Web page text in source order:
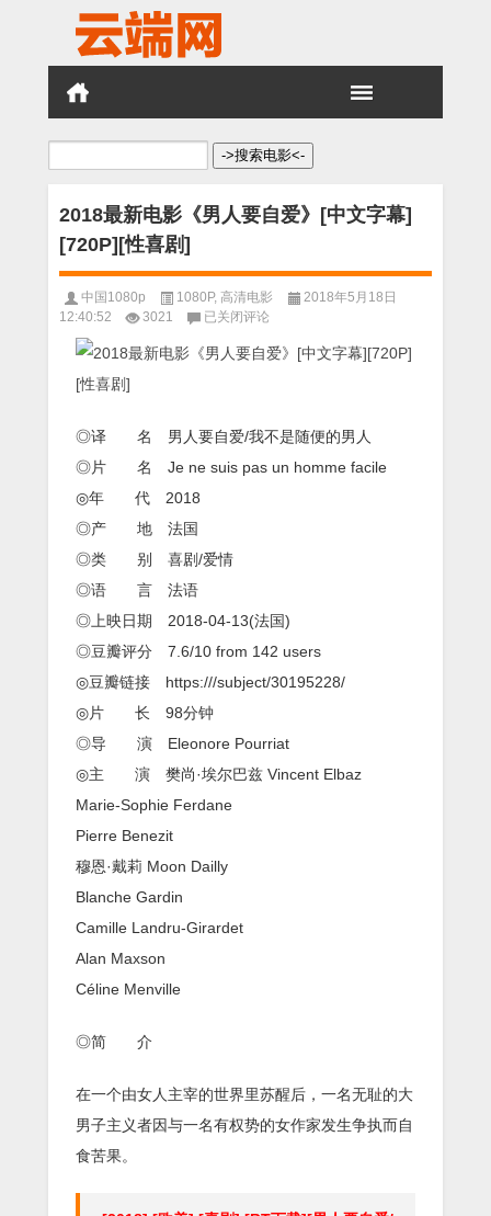
搜
2018最新电影《男人要自爱》[中文字幕]
[720P][性喜剧]
中国1080p 1080P, 高清电影
2018年5月18日
12:40:52
3021
2018
新
人
自
字
幕]
喜
剧]
已关闭评论
◎译 名 男人要自爱/我不是随便的男人
◎片 名 Je ne suis pas un homme facile
◎年 代 2018
◎产 地 法国
◎类 别 喜剧/爱情
◎语 言 法语
◎上映日期 2018-04-13(法国)
◎豆瓣评分 7.6/10 from 142 users
◎豆瓣链接 https:///subject/30195228/
◎片 长 98分钟
◎导 演 Eleonore Pourriat
◎主 演 樊尚·埃尔巴兹 Vincent Elbaz
Marie-Sophie Ferdane
Pierre Benezit
穆恩·戴莉 Moon Dailly
Blanche Gardin
Camille Landru-Girardet
Alan Maxson
Céline Menville
◎简 介
在一个由女人主宰的世界里苏醒后，一名无耻的大
男子主义者因与一名有权势的女作家发生争执而自
食苦果。